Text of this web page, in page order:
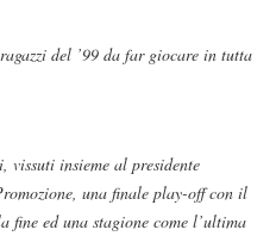
del ’99 da far giocare in tutta
insieme al presidente
una finale play-off con il
fine ed una stagione come l’ultima